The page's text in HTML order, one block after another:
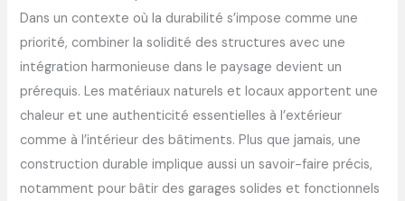
Dans un contexte où la durabilité s’impose comme une
priorité, combiner la solidité des structures avec une
intégration harmonieuse dans le paysage devient un
prérequis. Les matériaux naturels et locaux apportent une
chaleur et une authenticité essentielles à l’extérieur
comme à l’intérieur des bâtiments. Plus que jamais, une
construction durable implique aussi un savoir-faire précis,
notamment pour bâtir des garages solides et fonctionnels